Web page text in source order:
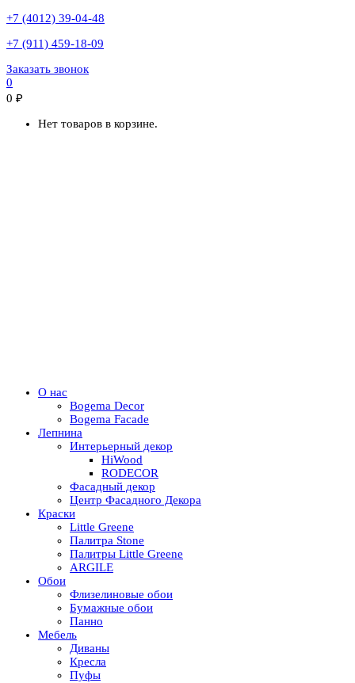
+7 (4012) 39-04-48
+7 (911) 459-18-09
Заказать звонок
0
0 ₽
Нет товаров в корзине.
О нас
Bogema Decor
Bogema Facade
Лепнина
Интерьерный декор
HiWood
RODECOR
Фасадный декор
Центр Фасадного Декора
Краски
Little Greene
Палитра Stone
Палитры Little Greene
ARGILE
Обои
Флизелиновые обои
Бумажные обои
Панно
Мебель
Диваны
Кресла
Пуфы